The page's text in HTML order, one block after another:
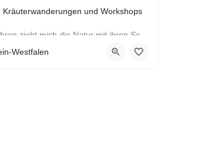
Kräuterwanderungen und Workshops
Westfalen
Westfalen